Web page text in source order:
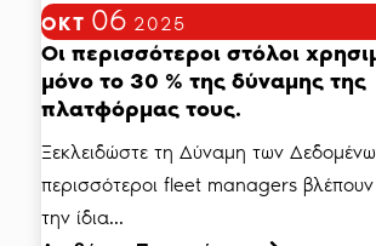
ΟΚΤ 06 2025
Οι περισσότεροι στόλοι
μόνο το 30 % της δύναμης της
πλατφόρμας τους.
Ξεκλειδώστε τη Δύναμη των
περισσότεροι fleet managers
την ίδια...